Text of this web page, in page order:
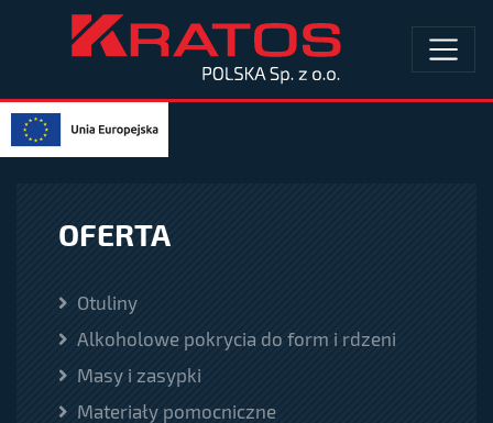
OFERTA
Otuliny
Alkoholowe pokrycia do form i rdzeni
Masy i zasypki
Materiały pomocniczne